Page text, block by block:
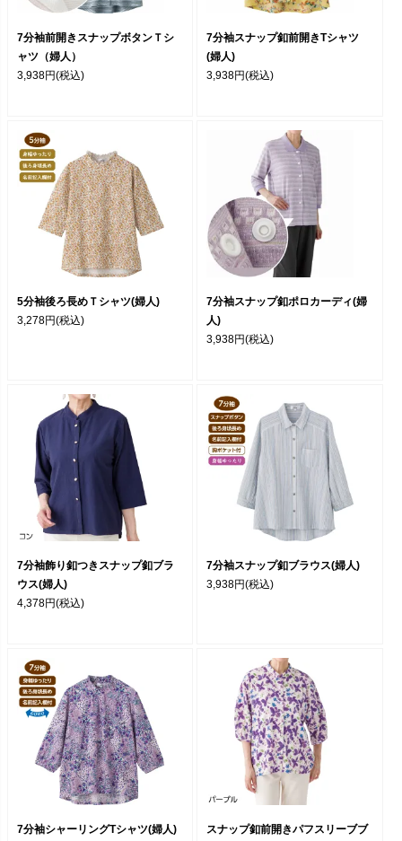
7分袖前開きスナップボタンＴシ
ャツ（婦人）
3,938円(税込)
7分袖スナップ釦前開きTシャツ
(婦人)
3,938円(税込)
5分袖後ろ長めＴシャツ(婦人)
3,278円(税込)
7分袖スナップ釦ポロカーディ(婦
人)
3,938円(税込)
7分袖飾り釦つきスナップ釦ブラ
ウス(婦人)
4,378円(税込)
7分袖スナップ釦ブラウス(婦人)
3,938円(税込)
7分袖シャーリングTシャツ(婦人)
スナップ釦前開きパフスリーブブ